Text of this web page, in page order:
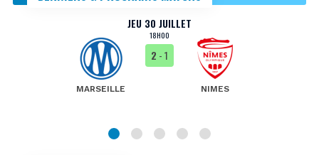
JEU 30 JUILLET
18H00
MARSEILLE
2 - 1
NIMES